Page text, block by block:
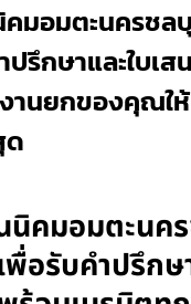
คมอมตะนครชล
ปรึกษาและใบเ
นยกของคุณให้
ด
นิคมอมตะนค
อรับคำปรึกษ